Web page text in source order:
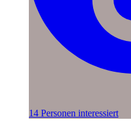
14 Personen interessiert